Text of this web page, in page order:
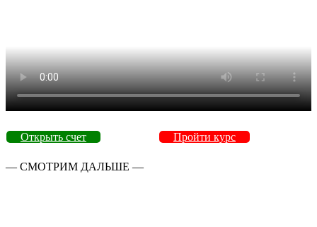
Открыть счет Пройти курс
— СМОТРИМ ДАЛЬШЕ —